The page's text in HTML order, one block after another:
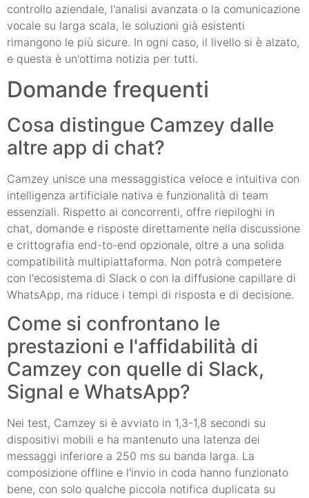
controllo aziendale, l'analisi avanzata o la comunicazione
vocale su larga scala, le soluzioni già esistenti
rimangono le più sicure. In ogni caso, il livello si è alzato,
e questa è un'ottima notizia per tutti.
Domande frequenti
Cosa distingue Camzey dalle
altre app di chat?
Camzey unisce una messaggistica veloce e intuitiva con
intelligenza artificiale nativa e funzionalità di team
essenziali. Rispetto ai concorrenti, offre riepiloghi in
chat, domande e risposte direttamente nella discussione
e crittografia end-to-end opzionale, oltre a una solida
compatibilità multipiattaforma. Non potrà competere
con l'ecosistema di Slack o con la diffusione capillare di
WhatsApp, ma riduce i tempi di risposta e di decisione.
Come si confrontano le
prestazioni e l'affidabilità di
Camzey con quelle di Slack,
Signal e WhatsApp?
Nei test, Camzey si è avviato in 1,3-1,8 secondi su
dispositivi mobili e ha mantenuto una latenza dei
messaggi inferiore a 250 ms su banda larga. La
composizione offline e l'invio in coda hanno funzionato
bene, con solo qualche piccola notifica duplicata su